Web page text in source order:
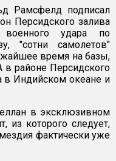
Рамсфелд подписал
Персидского залива
удара по
"сотни самолетов"
время на базы,
районе Персидского
в Индийском океане и
в эксклюзивном
из которого следует,
фактически уже